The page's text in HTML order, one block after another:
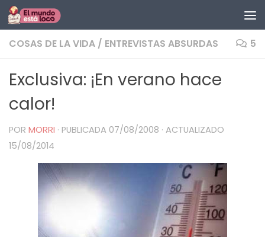
Saltar al contenido
COSAS DE LA VIDA / ENTREVISTAS ABSURDAS 5
Exclusiva: ¡En verano hace
calor!
POR MORRI · PUBLICADA 07/08/2008 · ACTUALIZADO
15/08/2014